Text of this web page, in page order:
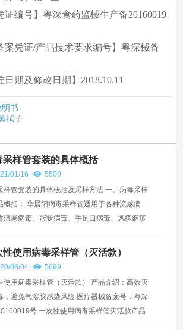
证编号】粤深食药监械生产备20160019
案凭证/产品技术要求编号】粤深械备
日期及修改日期】2018.10.11
书
拭子
采样管套装的具体概括
01/16
5500
样管套装的具体概括及采样方法 一、病毒采样
概括： 华晨阳病毒采样管适用于各种流感病
流感病毒、冠状病毒、手足口病毒、风疹麻疹
...
性使用病毒采样管（灭活款）
08/04
5699
使用病毒采样管（灭活款） 产品介绍：高效灭
，避免气溶胶感染风险 医疗器械备案号：粤深
号 一次性使用病毒采样管灭活款产品